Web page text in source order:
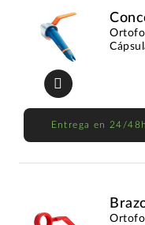
Entrega en 24/48h